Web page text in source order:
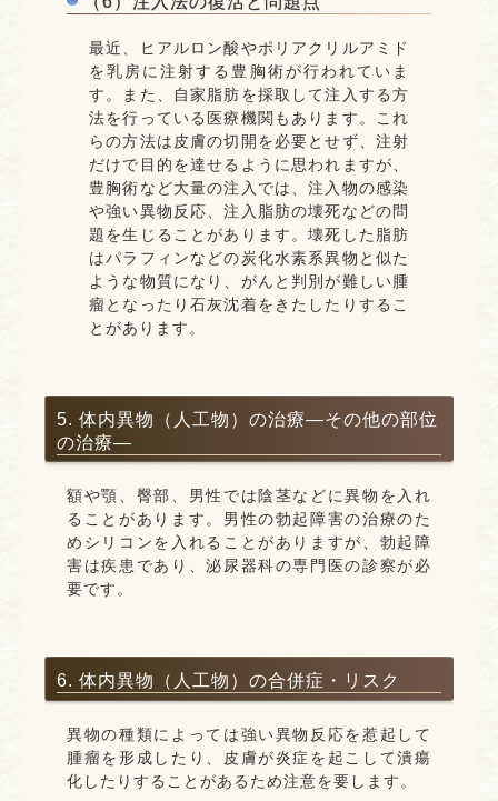
最近、ヒアルロン酸やポリアクリルアミド
を乳房に注射する豊胸術が行われていま
す。また、自家脂肪を採取して注入する方
法を行っている医療機関もあります。これ
らの方法は皮膚の切開を必要とせず、注射
だけで目的を達せるように思われますが、
豊胸術など大量の注入では、注入物の感染
や強い異物反応、注入脂肪の壊死などの問
題を生じることがあります。壊死した脂肪
はパラフィンなどの炭化水素系異物と似た
ような物質になり、がんと判別が難しい腫
瘤となったり石灰沈着をきたしたりするこ
とがあります。
5. 体内異物（人工物）の治療―その他の部位
の治療―
額や顎、臀部、男性では陰茎などに異物を入れ
ることがあります。男性の勃起障害の治療のた
めシリコンを入れることがありますが、勃起障
害は疾患であり、泌尿器科の専門医の診察が必
要です。
6. 体内異物（人工物）の合併症・リスク
異物の種類によっては強い異物反応を惹起して
腫瘤を形成したり、皮膚が炎症を起こして潰瘍
化したりすることがあるため注意を要します。